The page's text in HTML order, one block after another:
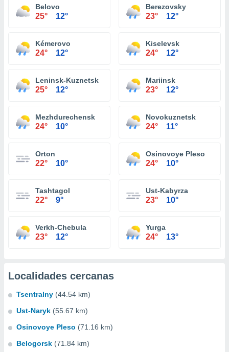
Belovo
25° 12°
Berezovsky
23° 12°
Kémerovo
24° 12°
Kiselevsk
24° 12°
Leninsk-Kuznetsk
25° 12°
Mariinsk
23° 12°
Mezhdurechensk
24° 10°
Novokuznetsk
24° 11°
Orton
22° 10°
Osinovoye Pleso
24° 10°
Tashtagol
22° 9°
Ust-Kabyrza
23° 10°
Verkh-Chebula
23° 12°
Yurga
24° 13°
Localidades cercanas
Tsentralny (44.54 km)
Ust-Naryk (55.67 km)
Osinovoye Pleso (71.16 km)
Belogorsk (71.84 km)